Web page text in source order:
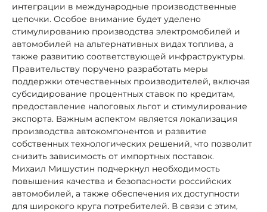
интеграции в международные производственные
цепочки. Особое внимание будет уделено
стимулированию производства электромобилей и
автомобилей на альтернативных видах топлива, а
также развитию соответствующей инфраструктуры.
Правительству поручено разработать меры
поддержки отечественных производителей, включая
субсидирование процентных ставок по кредитам,
предоставление налоговых льгот и стимулирование
экспорта. Важным аспектом является локализация
производства автокомпонентов и развитие
собственных технологических решений, что позволит
снизить зависимость от импортных поставок.
Михаил Мишустин подчеркнул необходимость
повышения качества и безопасности российских
автомобилей, а также обеспечения их доступности
для широкого круга потребителей. В связи с этим,